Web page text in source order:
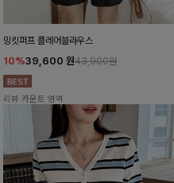
밍킷퍼프 플레어블라우스
10%39,600 원43,900원
리뷰 카운트 영역